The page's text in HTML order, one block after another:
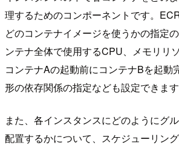
理するためのコンポーネントです。
どのコンテナイメージを使うかの指定
ンテナ全体で使用するCPU、メモリリ
コンテナAの起動前にコンテナBを起動
形の依存関係の指定なども設定できます
また、各インスタンスにどのようにグ
配置するかについて、スケジューリン